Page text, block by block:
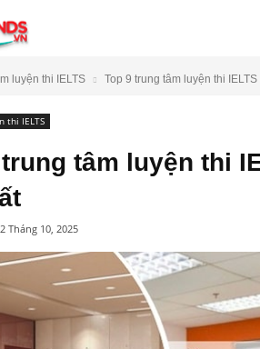
luyện thi IELTS Top 9 trung tâm luyện thi
thi IELTS
tâm luyện thi
Tháng 10, 2025